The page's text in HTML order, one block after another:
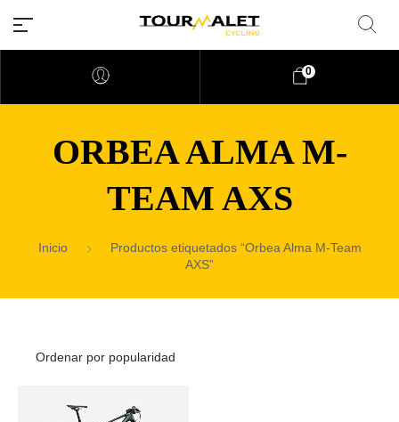
0
ORBEA ALMA M-
TEAM AXS
Inicio
Productos etiquetados “Orbea Alma M-Team
AXS”